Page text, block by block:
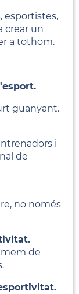
esportistes,
crear un
a tothom.
guanyant.
i
de
no només
de